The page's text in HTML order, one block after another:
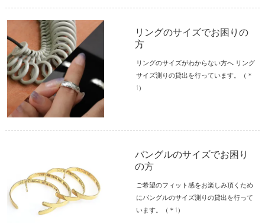
リングのサイズでお困りの
方
リングのサイズがわからない方へ リング
サイズ測りの貸出を行っています。（＊
1）
バングルのサイズでお困り
の方
ご希望のフィット感をお楽しみ頂くため
にバングルのサイズ測りの貸出を行って
います。（＊1）